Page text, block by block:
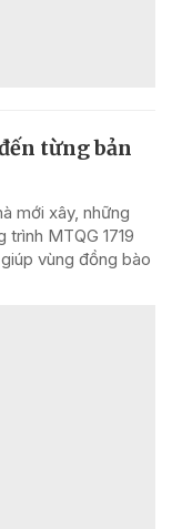
từng bản
mới xây, những
MTQG 1719
vùng đồng bào